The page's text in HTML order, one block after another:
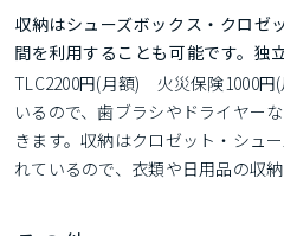
収納はシューズボックス・クロゼ
間を利用することも可能です。独
TLC2200円(月額)　火災保険1000
いるので、歯ブラシやドライヤー
きます。収納はクロゼット・シュ
れているので、衣類や日用品の収